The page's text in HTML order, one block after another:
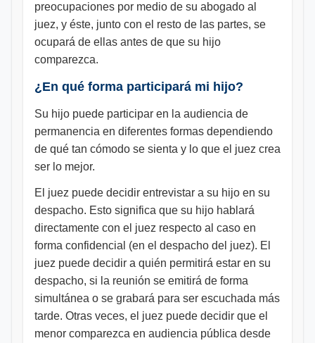
preocupaciones por medio de su abogado al
juez, y éste, junto con el resto de las partes, se
ocupará de ellas antes de que su hijo
comparezca.
¿En qué forma participará mi hijo?
Su hijo puede participar en la audiencia de
permanencia en diferentes formas dependiendo
de qué tan cómodo se sienta y lo que el juez crea
ser lo mejor.
El juez puede decidir entrevistar a su hijo en su
despacho. Esto significa que su hijo hablará
directamente con el juez respecto al caso en
forma confidencial (en el despacho del juez). El
juez puede decidir a quién permitirá estar en su
despacho, si la reunión se emitirá de forma
simultánea o se grabará para ser escuchada más
tarde. Otras veces, el juez puede decidir que el
menor comparezca en audiencia pública desde